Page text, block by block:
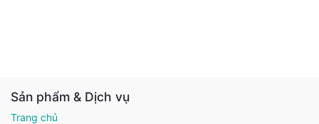
Sản phẩm & Dịch vụ
Trang chủ